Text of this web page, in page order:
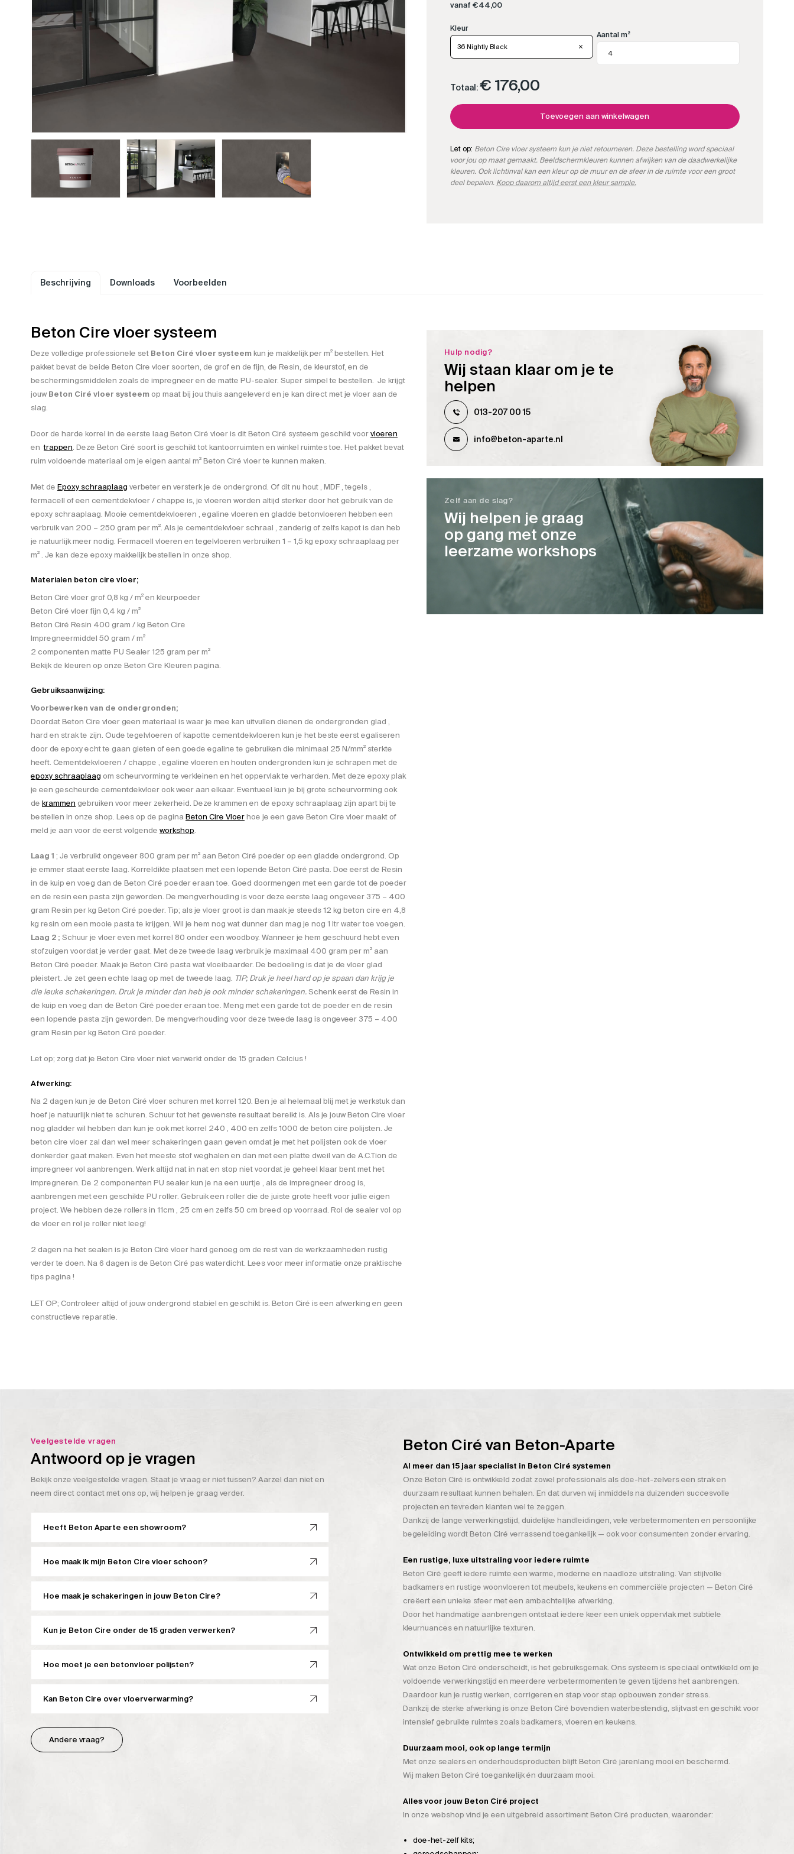
vanaf €44,00
36 Nightly Black
Aantal m²
Totaal:€ 176,00
Toevoegen aan winkelwagen
Let op: Beton Cire vloer systeem kun je niet retourneren. Deze bestelling word speciaal
voor jou op maat gemaakt. Beeldschermkleuren kunnen afwijken van de daadwerkelijke
kleuren. Ook lichtinval kan een kleur op de muur en de sfeer in de ruimte voor een groot
deel bepalen. Koop daarom altijd eerst een kleur sample.
Beschrijving Downloads Voorbeelden
Beton Cire vloer systeem
Deze volledige professionele set Beton Ciré vloer systeem kun je makkelijk per m² bestellen. Het
pakket bevat de beide Beton Cire vloer soorten, de grof en de fijn, de Resin, de kleurstof, en de
beschermingsmiddelen zoals de impregneer en de matte PU-sealer. Super simpel te bestellen. Je krijgt
jouw Beton Ciré vloer systeem op maat bij jou thuis aangeleverd en je kan direct met je vloer aan de
slag.
Door de harde korrel in de eerste laag Beton Ciré vloer is dit Beton Ciré systeem geschikt voorvloeren
entrappen. Deze Beton Ciré soort is geschikt tot kantoorruimten en winkel ruimtes toe. Het pakket bevat
ruim voldoende materiaal om je eigen aantal m² Beton Ciré vloer te kunnen maken.
Met de Epoxy schraaplaag verbeter en versterk je de ondergrond. Of dit nu hout , MDF , tegels ,
fermacell of een cementdekvloer / chappe is, je vloeren worden altijd sterker door het gebruik van de
epoxy schraaplaag. Mooie cementdekvloeren , egaline vloeren en gladde betonvloeren hebben een
verbruik van 200 – 250 gram per m². Als je cementdekvloer schraal , zanderig of zelfs kapot is dan heb
je natuurlijk meer nodig. Fermacell vloeren en tegelvloeren verbruiken 1 – 1,5 kg epoxy schraaplaag per
m² . Je kan deze epoxy makkelijk bestellen in onze shop.
Materialen beton cire vloer;
Beton Ciré vloer grof 0,8 kg / m² en kleurpoeder
Beton Ciré vloer fijn 0,4 kg / m²
Beton Ciré Resin 400 gram / kg Beton Cire
Impregneermiddel 50 gram / m²
2 componenten matte PU Sealer 125 gram per m²
Bekijk de kleuren op onze Beton Cire Kleuren pagina.
Gebruiksaanwijzing:
Voorbewerken van de ondergronden;
Doordat Beton Cire vloer geen materiaal is waar je mee kan uitvullen dienen de ondergronden glad ,
hard en strak te zijn. Oude tegelvloeren of kapotte cementdekvloeren kun je het beste eerst egaliseren
door de epoxy echt te gaan gieten of een goede egaline te gebruiken die minimaal 25 N/mm² sterkte
heeft. Cementdekvloeren / chappe , egaline vloeren en houten ondergronden kun je schrapen met de
epoxy schraaplaag om scheurvorming te verkleinen en het oppervlak te verharden. Met deze epoxy plak
je een gescheurde cementdekvloer ook weer aan elkaar. Eventueel kun je bij grote scheurvorming ook
de krammen gebruiken voor meer zekerheid. Deze krammen en de epoxy schraaplaag zijn apart bij te
bestellen in onze shop. Lees op de pagina Beton Cire Vloerhoe je een gave Beton Cire vloer maakt of
meld je aan voor de eerst volgende workshop.
Laag 1 ; Je verbruikt ongeveer 800 gram per m² aan Beton Ciré poeder op een gladde ondergrond. Op
je emmer staat eerste laag. Korreldikte plaatsen met een lopende Beton Ciré pasta. Doe eerst de Resin
in de kuip en voeg dan de Beton Ciré poeder eraan toe. Goed doormengen met een garde tot de poeder
en de resin een pasta zijn geworden. De mengverhouding is voor deze eerste laag ongeveer 375 – 400
gram Resin per kg Beton Ciré poeder. Tip; als je vloer groot is dan maak je steeds 12 kg beton cire en 4,8
kg resin om een mooie pasta te krijgen. Wil je hem nog wat dunner dan mag je nog 1 ltr water toe voegen.
Laag 2 ; Schuur je vloer even met korrel 80 onder een woodboy. Wanneer je hem geschuurd hebt even
stofzuigen voordat je verder gaat. Met deze tweede laag verbruik je maximaal 400 gram per m² aan
Beton Ciré poeder. Maak je Beton Ciré pasta wat vloeibaarder. De bedoeling is dat je de vloer glad
pleistert. Je zet geen echte laag op met de tweede laag. TIP; Druk je heel hard op je spaan dan krijg je
die leuke schakeringen. Druk je minder dan heb je ook minder schakeringen.Schenk eerst de Resin in
de kuip en voeg dan de Beton Ciré poeder eraan toe. Meng met een garde tot de poeder en de resin
een lopende pasta zijn geworden. De mengverhouding voor deze tweede laag is ongeveer 375 – 400
gram Resin per kg Beton Ciré poeder.
Let op; zorg dat je Beton Cire vloer niet verwerkt onder de 15 graden Celcius !
Afwerking:
Na 2 dagen kun je de Beton Ciré vloer schuren met korrel 120. Ben je al helemaal blij met je werkstuk dan
hoef je natuurlijk niet te schuren. Schuur tot het gewenste resultaat bereikt is. Als je jouw Beton Cire vloer
nog gladder wil hebben dan kun je ook met korrel 240 , 400 en zelfs 1000 de beton cire polijsten. Je
beton cire vloer zal dan wel meer schakeringen gaan geven omdat je met het polijsten ook de vloer
donkerder gaat maken. Even het meeste stof weghalen en dan met een platte dweil van de A.C.Tion de
impregneer vol aanbrengen. Werk altijd nat in nat en stop niet voordat je geheel klaar bent met het
impregneren. De 2 componenten PU sealer kun je na een uurtje , als de impregneer droog is,
aanbrengen met een geschikte PU roller. Gebruik een roller die de juiste grote heeft voor jullie eigen
project. We hebben deze rollers in 11cm , 25 cm en zelfs 50 cm breed op voorraad. Rol de sealer vol op
de vloer en rol je roller niet leeg!
2 dagen na het sealen is je Beton Ciré vloer hard genoeg om de rest van de werkzaamheden rustig
verder te doen. Na 6 dagen is de Beton Ciré pas waterdicht. Lees voor meer informatie onze praktische
tips pagina !
LET OP; Controleer altijd of jouw ondergrond stabiel en geschikt is. Beton Ciré is een afwerking en geen
constructieve reparatie.
Hulp nodig?
Wij staan klaar om je te
helpen
013-207 00 15
info@beton-aparte.nl
Zelf aan de slag?
Wij helpen je graag
op gang met onze
leerzame workshops
Veelgestelde vragen
Antwoord op je vragen
Bekijk onze veelgestelde vragen. Staat je vraag er niet tussen? Aarzel dan niet en
neem direct contact met ons op, wij helpen je graag verder.
Heeft Beton Aparte een showroom?
Hoe maak ik mijn Beton Cire vloer schoon?
Hoe maak je schakeringen in jouw Beton Cire?
Kun je Beton Cire onder de 15 graden verwerken?
Hoe moet je een betonvloer polijsten?
Kan Beton Cire over vloerverwarming?
Andere vraag?
Beton Ciré van Beton-Aparte
Al meer dan 15 jaar specialist in Beton Ciré systemen
Onze Beton Ciré is ontwikkeld zodat zowel professionals als doe-het-zelvers een strak en
duurzaam resultaat kunnen behalen. En dat durven wij inmiddels na duizenden succesvolle
projecten en tevreden klanten wel te zeggen.
Dankzij de lange verwerkingstijd, duidelijke handleidingen, vele verbetermomenten en persoonlijke
begeleiding wordt Beton Ciré verrassend toegankelijk — ook voor consumenten zonder ervaring.
Een rustige, luxe uitstraling voor iedere ruimte
Beton Ciré geeft iedere ruimte een warme, moderne en naadloze uitstraling. Van stijlvolle
badkamers en rustige woonvloeren tot meubels, keukens en commerciële projecten — Beton Ciré
creëert een unieke sfeer met een ambachtelijke afwerking.
Door het handmatige aanbrengen ontstaat iedere keer een uniek oppervlak met subtiele
kleurnuances en natuurlijke texturen.
Ontwikkeld om prettig mee te werken
Wat onze Beton Ciré onderscheidt, is het gebruiksgemak. Ons systeem is speciaal ontwikkeld om je
voldoende verwerkingstijd en meerdere verbetermomenten te geven tijdens het aanbrengen.
Daardoor kun je rustig werken, corrigeren en stap voor stap opbouwen zonder stress.
Dankzij de sterke afwerking is onze Beton Ciré bovendien waterbestendig, slijtvast en geschikt voor
intensief gebruikte ruimtes zoals badkamers, vloeren en keukens.
Duurzaam mooi, ook op lange termijn
Met onze sealers en onderhoudsproducten blijft Beton Ciré jarenlang mooi en beschermd.
Wij maken Beton Ciré toegankelijk én duurzaam mooi.
Alles voor jouw Beton Ciré project
In onze webshop vind je een uitgebreid assortiment Beton Ciré producten, waaronder:
doe-het-zelf kits;